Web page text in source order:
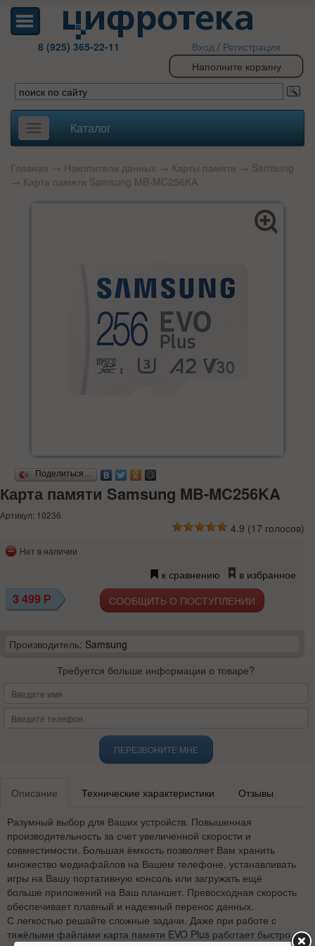
8 (925) 365-22-11 Вход / Регистрация
Наполните корзину
Toggle
navigation
Каталог
Главная → Накопители данных → Карты памяти → Samsung
→ Карта памяти Samsung MB-MC256KA
Поделиться…
Карта памяти Samsung MB-MC256KA
Артикул: 10236
4.9 (17 голосов)
Нет в наличии
к сравнению в избранное
3 499 Р СООБЩИТЬ О ПОСТУПЛЕНИИ
Производитель: Samsung
Требуется больше информации о товаре?
ПЕРЕЗВОНИТЕ МНЕ
Описание Технические характеристики Отзывы
Разумный выбор для Ваших устройств. Повышенная
производительность за счет увеличенной скорости и
совместимости. Большая ёмкость позволяет Вам хранить
множество медиафайлов на Вашем телефоне, устанавливать
игры на Вашу портативную консоль или загружать ещё
больше приложений на Ваш планшет. Превосходная скорость
обеспечивает плавный и надежный перенос данных.
С легкостью решайте сложные задачи. Даже при работе с
тяжёлыми файлами карта памяти EVO Plus работает быстро